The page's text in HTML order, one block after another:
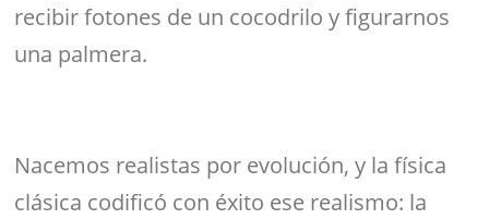
recibir fotones de un cocodrilo y figurarnos
una palmera.
Nacemos realistas por evolución, y la física
clásica codificó con éxito ese realismo: la